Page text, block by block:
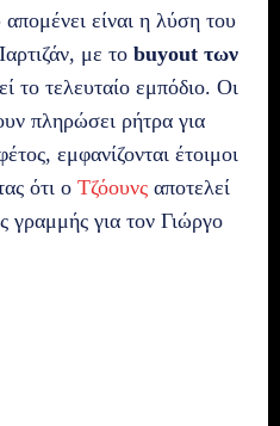
είναι η λύση του
με το buyout των
το τελευταίο εμπόδιο. Οι
πληρώσει ρήτρα για
εμφανίζονται έτοιμοι
ότι ο Τζόουνς αποτελεί
γραμμής για τον Γιώργο